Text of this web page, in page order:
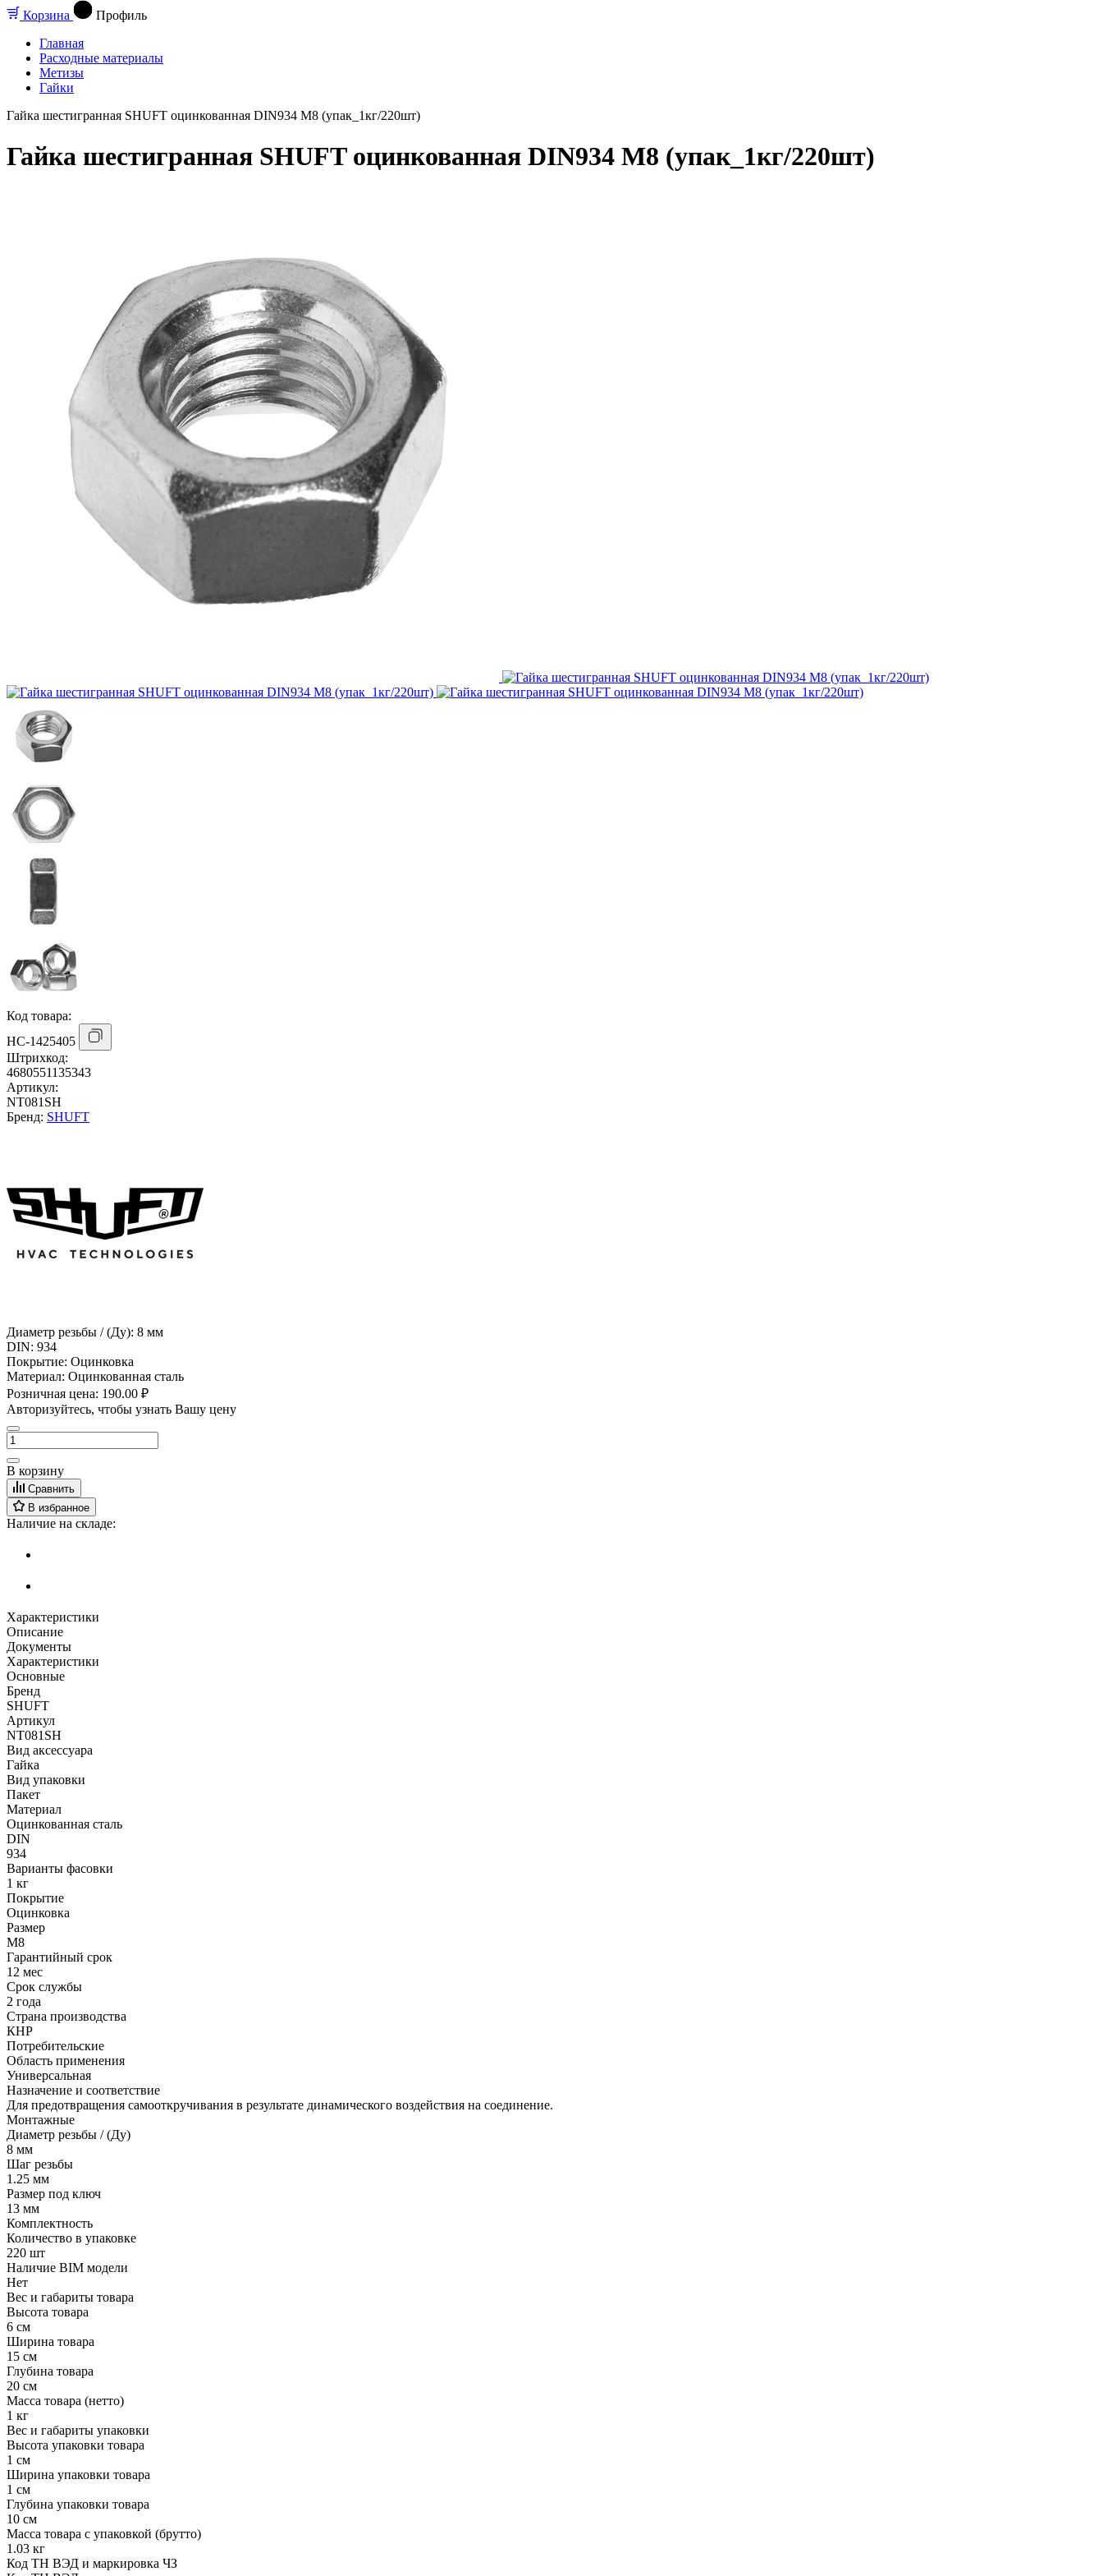
Корзина
Профиль
Главная
Расходные материалы
Метизы
Гайки
Гайка шестигранная SHUFT оцинкованная DIN934 М8 (упак_1кг/220шт)
Гайка шестигранная SHUFT оцинкованная DIN934 М8 (упак_1кг/220шт)
Код товара:
НС-1425405
Штрихкод:
4680551135343
Артикул:
NT081SH
Бренд: SHUFT
Диаметр резьбы / (Ду): 8 мм
DIN: 934
Покрытие: Оцинковка
Материал: Оцинкованная сталь
Розничная цена: 190.00 ₽
Авторизуйтесь, чтобы узнать Вашу цену
В корзину
Сравнить
В избранное
Наличие на складе:
Характеристики
Описание
Документы
Характеристики
Основные
Бренд
SHUFT
Артикул
NT081SH
Вид аксессуара
Гайка
Вид упаковки
Пакет
Материал
Оцинкованная сталь
DIN
934
Варианты фасовки
1 кг
Покрытие
Оцинковка
Размер
М8
Гарантийный срок
12 мес
Срок службы
2 года
Страна производства
КНР
Потребительские
Область применения
Универсальная
Назначение и соответствие
Для предотвращения самооткручивания в результате динамического воздействия на соединение.
Монтажные
Диаметр резьбы / (Ду)
8 мм
Шаг резьбы
1.25 мм
Размер под ключ
13 мм
Комплектность
Количество в упаковке
220 шт
Наличие BIM модели
Нет
Вес и габариты товара
Высота товара
6 см
Ширина товара
15 см
Глубина товара
20 см
Масса товара (нетто)
1 кг
Вес и габариты упаковки
Высота упаковки товара
1 см
Ширина упаковки товара
1 см
Глубина упаковки товара
10 см
Масса товара с упаковкой (брутто)
1.03 кг
Код ТН ВЭД и маркировка ЧЗ